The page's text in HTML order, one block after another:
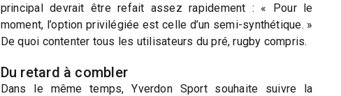
principal devrait être refait assez rapidement : « Pour le
moment, l’option privilégiée est celle d’un semi-synthétique. »
De quoi contenter tous les utilisateurs du pré, rugby compris.
Du retard à combler
Dans le même temps, Yverdon Sport souhaite suivre la